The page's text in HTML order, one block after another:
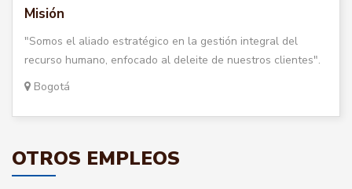
Misión
"Somos el aliado estratégico en la gestión integral del
recurso humano, enfocado al deleite de nuestros clientes".
Bogotá
OTROS EMPLEOS